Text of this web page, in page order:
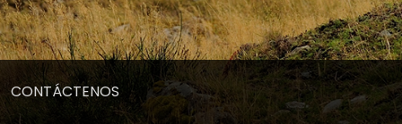
CONTÁCTENOS